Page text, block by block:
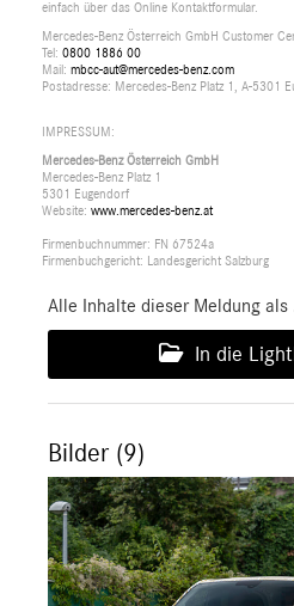
einfach über das Online Kontaktformular.
Mercedes-Benz Österreich GmbH Customer
Tel: 0800 1886 00
Mail: mbcc-aut@mercedes-benz.com
Postadresse: Mercedes-Benz Platz 1, A-5301
IMPRESSUM:
Mercedes-Benz Österreich GmbH
Mercedes-Benz Platz 1
5301 Eugendorf
Website: www.mercedes-benz.at
Firmenbuchnummer: FN 67524a
Firmenbuchgericht: Landesgericht Salzburg
Alle Inhalte dieser Meldung als
In die
Bilder (9)